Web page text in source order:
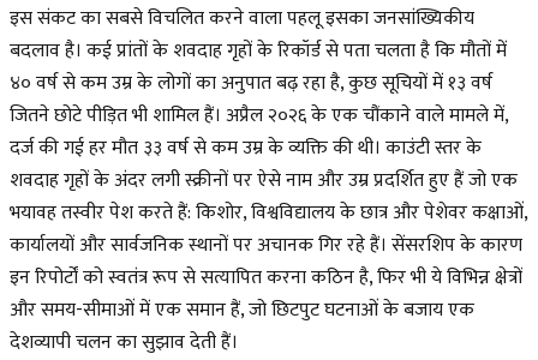
इस संकट का सबसे विचलित करने वाला पहलू इसका जनसांख्यिकीय
बदलाव है। कई प्रांतों के शवदाह गृहों के रिकॉर्ड से पता चलता है कि मौतों में
४० वर्ष से कम उम्र के लोगों का अनुपात बढ़ रहा है, कुछ सूचियों में १३ वर्ष
जितने छोटे पीड़ित भी शामिल हैं। अप्रैल २०२६ के एक चौंकाने वाले मामले में,
दर्ज की गई हर मौत ३३ वर्ष से कम उम्र के व्यक्ति की थी। काउंटी स्तर के
शवदाह गृहों के अंदर लगी स्क्रीनों पर ऐसे नाम और उम्र प्रदर्शित हुए हैं जो एक
भयावह तस्वीर पेश करते हैं: किशोर, विश्वविद्यालय के छात्र और पेशेवर कक्षाओं,
कार्यालयों और सार्वजनिक स्थानों पर अचानक गिर रहे हैं। सेंसरशिप के कारण
इन रिपोर्टों को स्वतंत्र रूप से सत्यापित करना कठिन है, फिर भी ये विभिन्न क्षेत्रों
और समय-सीमाओं में एक समान हैं, जो छिटपुट घटनाओं के बजाय एक
देशव्यापी चलन का सुझाव देती हैं।